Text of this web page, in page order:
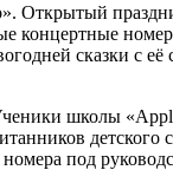
Открытый
концертные
сказки с
школы
детского
под